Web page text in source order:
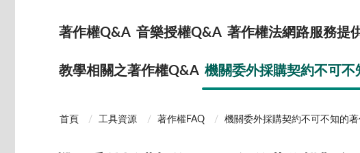
著作權Q&A 音樂授權Q&A 著作權法網路服務提
教學相關之著作權Q&A 機關委外採購契約不可
首頁 工具資源 著作權FAQ 機關委外採購契約不可不知的